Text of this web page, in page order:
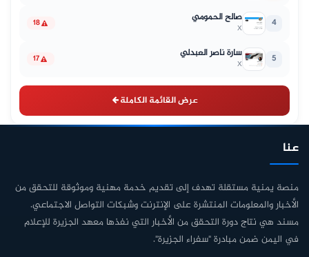
4 صالح الحمومي
X
18
5 سارة ناصر العبدلي
X
17
عرض القائمة الكاملة
عنا
منصة يمنية مستقلة تهدف إلى تقديم خدمة مهنية وموثوقة للتحقق من
الأخبار والمعلومات المنتشرة على الإنترنت وشبكات التواصل الاجتماعي.
مسند هي نتاج دورة التحقق من الأخبار التي نفذها معهد الجزيرة للإعلام
في اليمن ضمن مبادرة "سفراء الجزيرة".